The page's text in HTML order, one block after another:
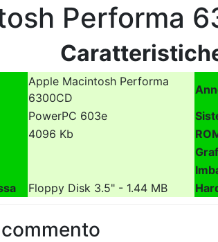
Performa
Apple Macintosh Performa
6300CD
PowerPC 603e
4096 Kb
Floppy Disk 3.5" - 1.44 MB